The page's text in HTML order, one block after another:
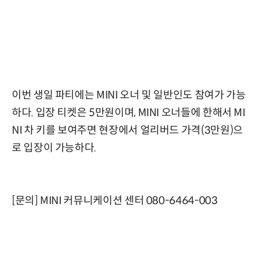
이번 생일 파티에는 MINI 오너 및 일반인도 참여가 가능
하다. 입장 티켓은 5만원이며, MINI 오너들에 한해서 MI
NI 차 키를 보여주면 현장에서 얼리버드 가격(3만원)으
로 입장이 가능하다.
[문의] MINI 커뮤니케이션 센터 080-6464-003